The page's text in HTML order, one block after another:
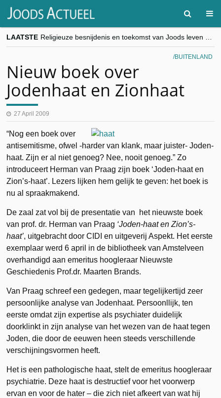
LAATSTE
“Besnijdenisdebat toont hoe moeilijk seculiere Westen minderheden begrijpt”, Jinnih Beels (Vooruit)
CITYTRIP | ROEMENIË – Boekarest: de verrassing van Oost-Europa
BUITENLAND
Nieuw boek over
Jodenhaat en Zionhaat
27 April 2009
“Nog een boek over
anti­semitisme, ofwel -harder van klank, maar juister- Joden-
haat. Zijn er al niet genoeg? Nee, nooit genoeg.” Zo
introdu­ceert Herman van Praag zijn boek ‘Joden-haat en
Zion’s-haat’. Lezers lijken hem gelijk te geven: het boek is
nu al spraakmakend.
De zaal zat vol bij de presentatie van het nieuwste boek
van prof. dr. Herman van Praag ‘Joden-haat en Zion’s-
haat’, uitgebracht door CIDI en uitgeverij Aspekt. Het eerste
exemplaar werd 6 april in de bibliotheek van Amstelveen
overhandigd aan emeritus hoogleraar Nieuwste
Geschiedenis Prof.dr. Maarten Brands.
Van Praag schreef een gedegen, maar tegelijkertijd zeer
persoonlijke analyse van Jodenhaat. Persoonllijk, ten
eerste omdat zijn expertise als psychiater duidelijk
doorklinkt in zijn analyse van het wezen van de haat tegen
Joden, die door de eeuwen heen steeds verschillende
verschijningsvormen heeft.
Het is een pathologische haat, stelt de emeritus hoogleraar
psychiatrie. Deze haat is destructief voor het voorwerp
ervan en voor de hater – die zich niet afkeert van wat hij